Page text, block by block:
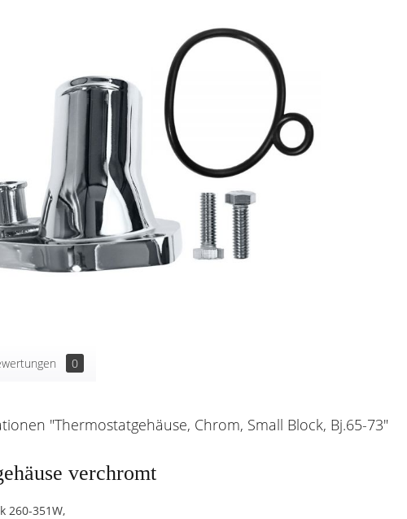
0
"Thermostatgehäuse, Chrom, Small Block, Bj.65-73"
verchromt
260-351W,